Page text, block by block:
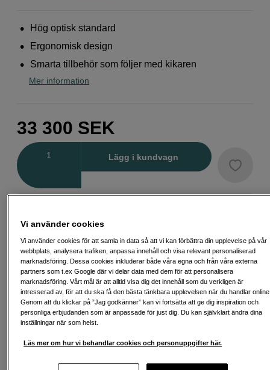
Hög optisk standard
Ergonomisk design
Smarta tillbehör som följer med kikaren
Mer information
33 300 SEK
Lägg i kundvagn
Exempel: 48 mån, 889 SEK/mån, totalt 43 251 SEK, effektiv ränta 10,45 %
Att låna kostar pengar! Om du inte kan betala tillbaka skulden i tid
riskerar du en betalningsanmärkning. Det kan leda till svårigheter att få hyra
bostad, teckna abonnemang och få nya lån. För stöd, vänd dig till budget-
och skuldrådgivningen i din kommun. Kontaktuppgifter finns på
konsumentverket.se (öppnas i ny flik)
Fri frakt vid köp över 1 500 kronor
Vi använder cookies
Vi använder cookies för att samla in data så att vi kan förbättra din upplevelse på vår
webbplats, analysera trafiken, anpassa innehåll och visa relevant personaliserad
marknadsföring. Dessa cookies inkluderar både våra egna och från våra externa
partners som t.ex Google där vi delar data med dem för att personalisera
marknadsföring. Vårt mål är att alltid visa dig det innehåll som du verkligen är
intresserad av, för att du ska få den bästa tänkbara upplevelsen när du handlar
Genom att du klickar på ”Jag godkänner” kan vi fortsätta att ge dig inspiration och
personliga erbjudanden som är anpassade för just dig. Du kan självklart ändra dina
inställningar när som helst.
Läs mer om hur vi behandlar cookies och personuppgifter här.